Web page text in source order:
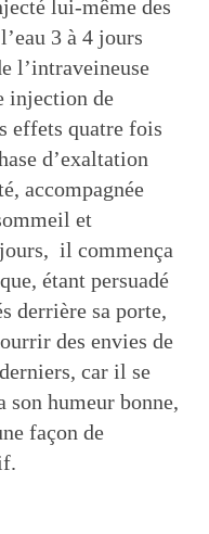
lui-même des
3 à 4 jours
l’intraveineuse
injection de
effets quatre fois
d’exaltation
accompagnée
et
il commença
étant persuadé
derrière sa porte,
des envies de
car il se
son humeur bonne,
façon de